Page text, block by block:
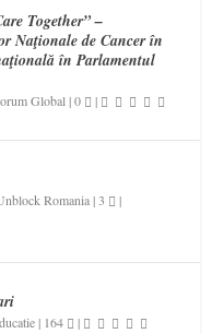
Together” –
Naţionale de Cancer în
în Parlamentul
Global |0 |
Romania|3 |
| 164 |